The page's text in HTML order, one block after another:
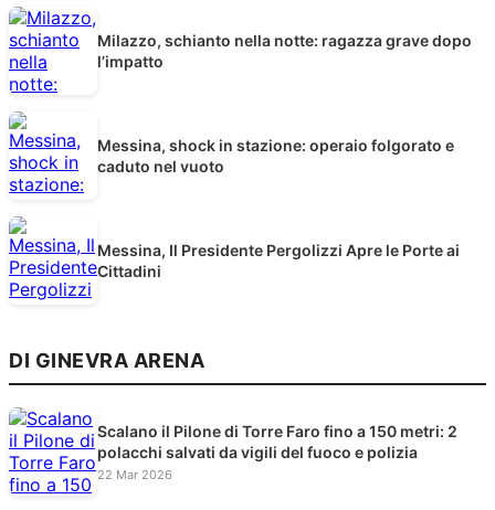
Milazzo, schianto nella notte: ragazza grave dopo
l’impatto
Messina, shock in stazione: operaio folgorato e
caduto nel vuoto
Messina, Il Presidente Pergolizzi Apre le Porte ai
Cittadini
DI GINEVRA ARENA
Scalano il Pilone di Torre Faro fino a 150 metri: 2
polacchi salvati da vigili del fuoco e polizia
22 Mar 2026